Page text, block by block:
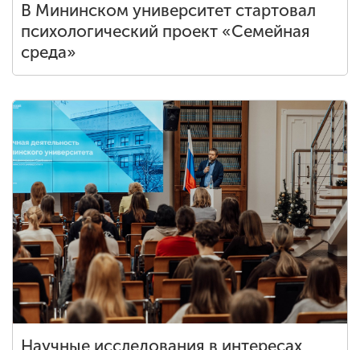
В Мининском университет стартовал
психологический проект «Семейная
среда»